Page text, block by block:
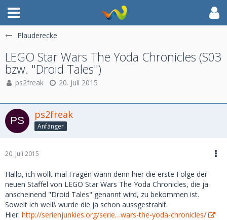
Plauderecke
LEGO Star Wars The Yoda Chronicles (S03
bzw. "Droid Tales")
ps2freak 20. Juli 2015
ps2freak
Anfänger
20. Juli 2015
Hallo, ich wollt mal Fragen wann denn hier die erste Folge der
neuen Staffel von LEGO Star Wars The Yoda Chronicles, die ja
anscheinend "Droid Tales" genannt wird, zu bekommen ist.
Soweit ich weiß wurde die ja schon aussgestrahlt.
Hier: http://serienjunkies.org/serie…wars-the-yoda-chronicles/